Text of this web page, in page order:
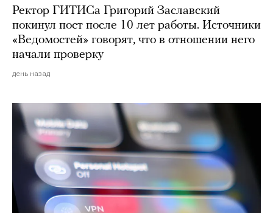
Ректор ГИТИСа Григорий Заславский
покинул пост после 10 лет работы. Источники
«Ведомостей» говорят, что в отношении него
начали проверку
день назад